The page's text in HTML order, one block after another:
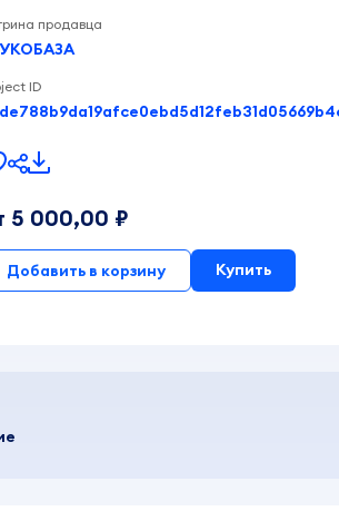
продавца
ID
5 000,00 ₽
Добавить в корзину Купить